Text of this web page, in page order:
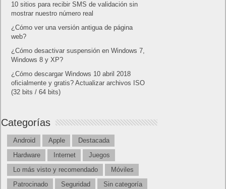
10 sitios para recibir SMS de validación sin
mostrar nuestro número real
¿Cómo ver una versión antigua de página
web?
¿Cómo desactivar suspensión en Windows 7,
Windows 8 y XP?
¿Cómo descargar Windows 10 abril 2018
oficialmente y gratis? Actualizar archivos ISO
(32 bits / 64 bits)
Categorías
Android Apple
Destacada
Hardware
Internet
Juegos
Lo más visto y recomendado
Móviles
Patrocinado
Seguridad
Sin categoría